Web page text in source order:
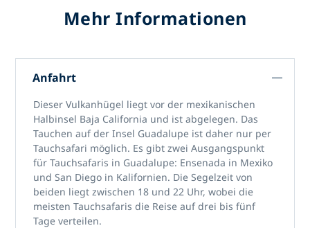
Mehr Informationen
Anfahrt
Dieser Vulkanhügel liegt vor der mexikanischen
Halbinsel Baja California und ist abgelegen. Das
Tauchen auf der Insel Guadalupe ist daher nur per
Tauchsafari möglich. Es gibt zwei Ausgangspunkt
für Tauchsafaris in Guadalupe: Ensenada in Mexiko
und San Diego in Kalifornien. Die Segelzeit von
beiden liegt zwischen 18 und 22 Uhr, wobei die
meisten Tauchsafaris die Reise auf drei bis fünf
Tage verteilen.